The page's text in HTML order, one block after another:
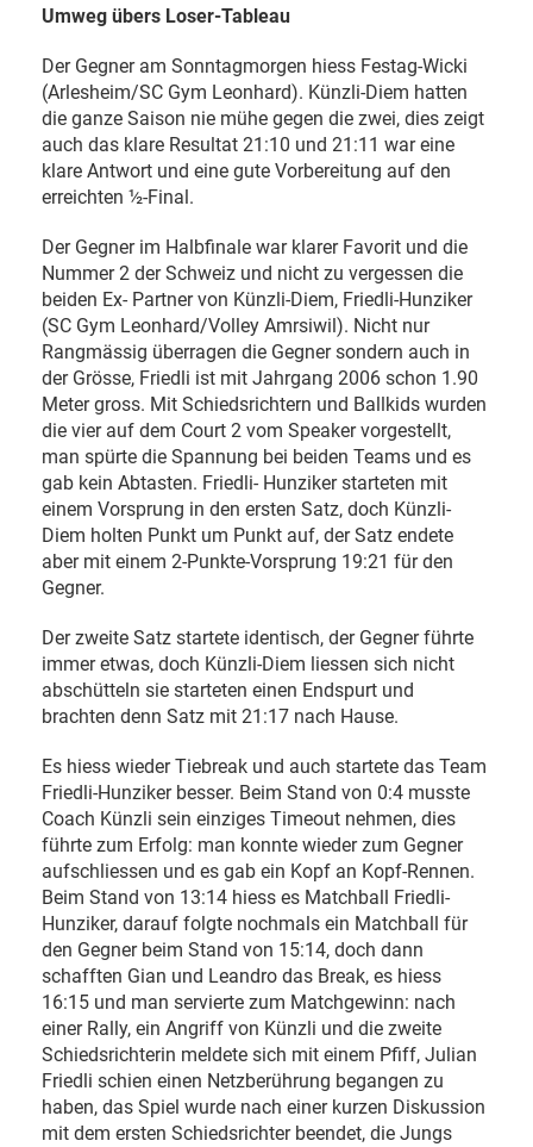
Umweg übers Loser-Tableau
Der Gegner am Sonntagmorgen hiess Festag-Wicki
(Arlesheim/SC Gym Leonhard). Künzli-Diem hatten
die ganze Saison nie mühe gegen die zwei, dies zeigt
auch das klare Resultat 21:10 und 21:11 war eine
klare Antwort und eine gute Vorbereitung auf den
erreichten ½-Final.
Der Gegner im Halbfinale war klarer Favorit und die
Nummer 2 der Schweiz und nicht zu vergessen die
beiden Ex- Partner von Künzli-Diem, Friedli-Hunziker
(SC Gym Leonhard/Volley Amrsiwil). Nicht nur
Rangmässig überragen die Gegner sondern auch in
der Grösse, Friedli ist mit Jahrgang 2006 schon 1.90
Meter gross. Mit Schiedsrichtern und Ballkids wurden
die vier auf dem Court 2 vom Speaker vorgestellt,
man spürte die Spannung bei beiden Teams und es
gab kein Abtasten. Friedli- Hunziker starteten mit
einem Vorsprung in den ersten Satz, doch Künzli-
Diem holten Punkt um Punkt auf, der Satz endete
aber mit einem 2-Punkte-Vorsprung 19:21 für den
Gegner.
Der zweite Satz startete identisch, der Gegner führte
immer etwas, doch Künzli-Diem liessen sich nicht
abschütteln sie starteten einen Endspurt und
brachten denn Satz mit 21:17 nach Hause.
Es hiess wieder Tiebreak und auch startete das Team
Friedli-Hunziker besser. Beim Stand von 0:4 musste
Coach Künzli sein einziges Timeout nehmen, dies
führte zum Erfolg: man konnte wieder zum Gegner
aufschliessen und es gab ein Kopf an Kopf-Rennen.
Beim Stand von 13:14 hiess es Matchball Friedli-
Hunziker, darauf folgte nochmals ein Matchball für
den Gegner beim Stand von 15:14, doch dann
schafften Gian und Leandro das Break, es hiess
16:15 und man servierte zum Matchgewinn: nach
einer Rally, ein Angriff von Künzli und die zweite
Schiedsrichterin meldete sich mit einem Pfiff, Julian
Friedli schien einen Netzberührung begangen zu
haben, das Spiel wurde nach einer kurzen Diskussion
mit dem ersten Schiedsrichter beendet, die Jungs